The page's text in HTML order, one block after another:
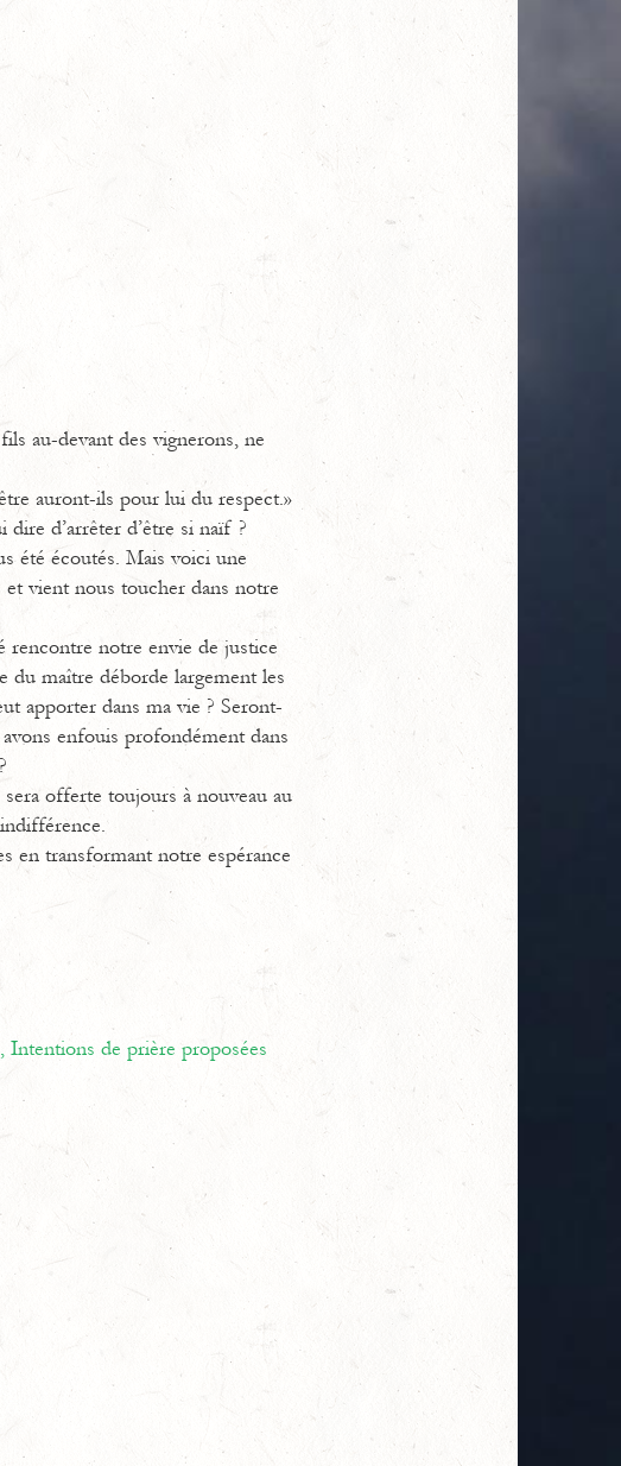
au-devant des vignerons, ne
auront-ils pour lui du respect.»
d’arrêter d’être si naïf ?
été écoutés. Mais voici une
vient nous toucher dans notre
rencontre notre envie de justice
du maître déborde largement les
apporter dans ma vie ? Seront-
enfouis profondément dans
offerte toujours à nouveau au
en transformant notre espérance
Intentions de prière proposées